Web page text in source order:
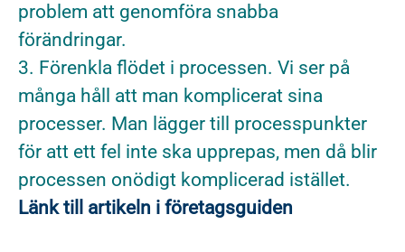
problem att genomföra snabba
förändringar.
3. Förenkla flödet i processen. Vi ser på
många håll att man komplicerat sina
processer. Man lägger till processpunkter
för att ett fel inte ska upprepas, men då blir
processen onödigt komplicerad istället.
Länk till artikeln i företagsguiden